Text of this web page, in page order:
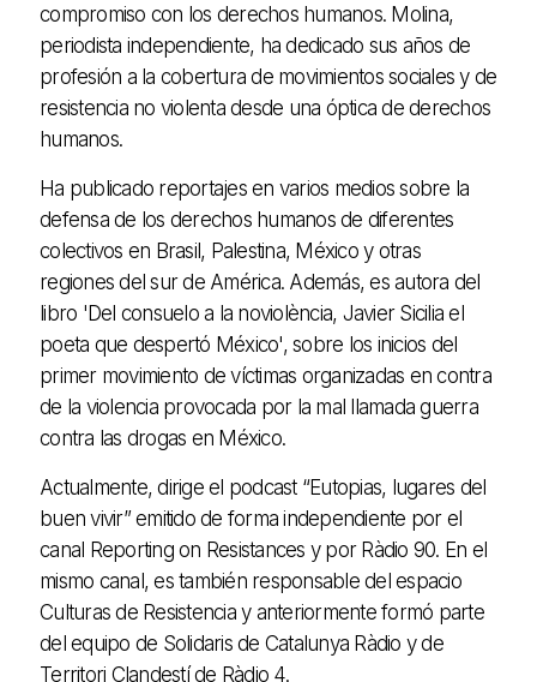
compromiso con los derechos humanos. Molina,
periodista independiente, ha dedicado sus años de
profesión a la cobertura de movimientos sociales y de
resistencia no violenta desde una óptica de derechos
humanos.
Ha publicado reportajes en varios medios sobre la
defensa de los derechos humanos de diferentes
colectivos en Brasil, Palestina, México y otras
regiones del sur de América. Además, es autora del
libro 'Del consuelo a la noviolència, Javier Sicilia el
poeta que despertó México', sobre los inicios del
primer movimiento de víctimas organizadas en contra
de la violencia provocada por la mal llamada guerra
contra las drogas en México.
Actualmente, dirige el podcast “Eutopias, lugares del
buen vivir” emitido de forma independiente por el
canal Reporting on Resistances y por Ràdio 90. En el
mismo canal, es también responsable del espacio
Culturas de Resistencia y anteriormente formó parte
del equipo de Solidaris de Catalunya Ràdio y de
Territori Clandestí de Ràdio 4.